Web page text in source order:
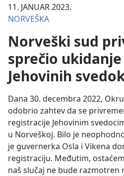
11. JANUAR 2023.
NORVEŠKA
Norveški sud
sprečio
Jehovinih
Dana 30. decembra 2022,
odobrio zahtev da se
registracije Jehovinim
u Norveškoj. Bilo je
je guvernerka Osla i Vikena
registraciju. Međutim,
naš slučaj ne bude razmotren